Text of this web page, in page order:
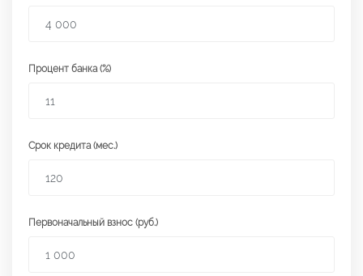
Процент банка (%)
Срок кредита (мес.)
Первоначальный взнос (руб.)